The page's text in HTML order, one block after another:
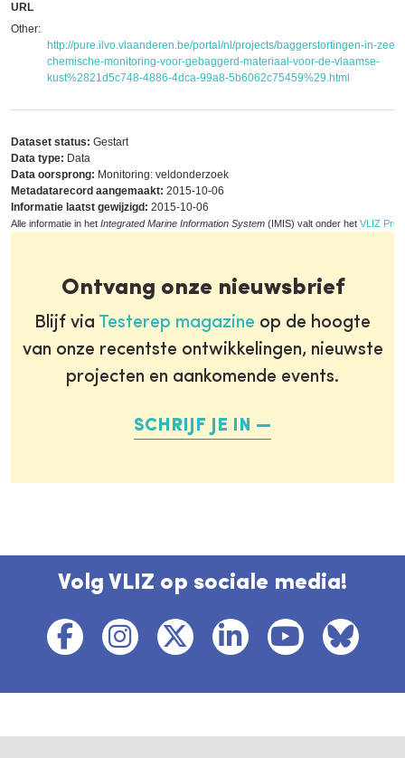
URL
Other:
http://pure.ilvo.vlaanderen.be/portal/nl/projects/baggerstortingen-in-zee-
chemische-monitoring-voor-gebaggerd-materiaal-voor-de-vlaamse-
kust%2821d5c748-4886-4dca-99a8-5b6062c75459%29.html
Dataset status: Gestart
Data type: Data
Data oorsprong: Monitoring: veldonderzoek
Metadatarecord aangemaakt: 2015-10-06
Informatie laatst gewijzigd: 2015-10-06
Alle informatie in het Integrated Marine Information System (IMIS) valt onder het VLIZ
Ontvang onze nieuwsbrief
Blijf via Testerep magazine op de hoogte
van onze recentste ontwikkelingen, nieuwste
projecten en aankomende events.
SCHRIJF JE IN
Volg VLIZ op sociale media!